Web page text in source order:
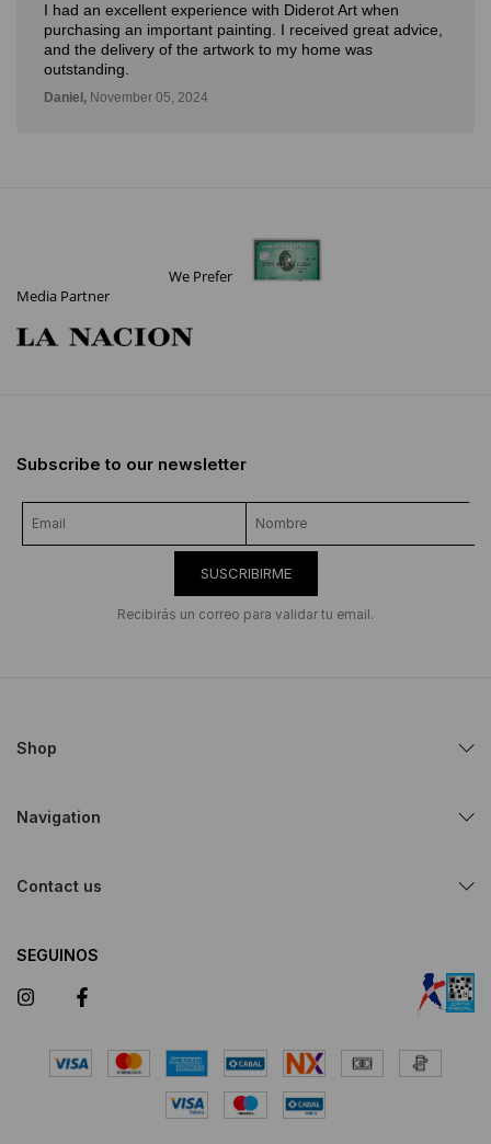
I had an excellent experience with Diderot Art when
purchasing an important painting. I received great advice,
and the delivery of the artwork to my home was
outstanding.
Daniel, November 05, 2024
We Prefer
Media Partner
Subscribe to our newsletter
SUSCRIBIRME
Recibirás un correo para validar tu email.
Shop
Navigation
Contact us
SEGUINOS